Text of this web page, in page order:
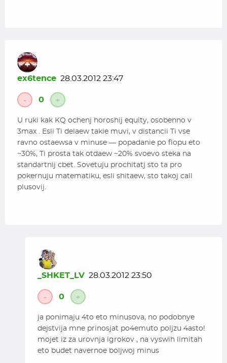
ex6tence 28.03.2012 23:47
- 0 +
U ruki kak KQ ochenj horoshij equity, osobenno v
3max . Esli Ti delaew takie muvi, v distancii Ti vse
ravno ostaewsa v minuse — popadanie po flopu eto
~30%, Ti prosta tak otdaew ~20% svoevo steka na
standartnij cbet. Sovetuju prochitatj sto ta pro
pokernuju matematiku, esli shitaew, sto takoj call
plusovij.
_SHKET_LV 28.03.2012 23:50
- 0 +
ja ponimaju 4to eto minusova, no podobnye
dejstvija mne prinosjat po4emuto poljzu 4asto!
mojet iz za urovnja igrokov , na vyswih limitah
eto budet navernoe boljwoj minus